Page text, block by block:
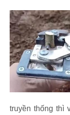
truyền thống thì